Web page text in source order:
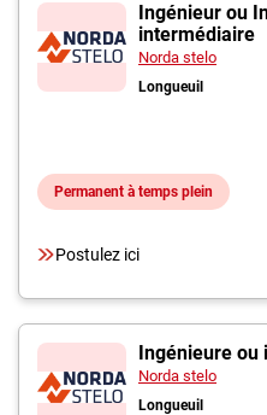
Ingénieur ou
intermédiaire
Norda stelo
Longueuil
Permanent à temps plein
Postulez ici
Ingénieure ou
Norda stelo
Longueuil